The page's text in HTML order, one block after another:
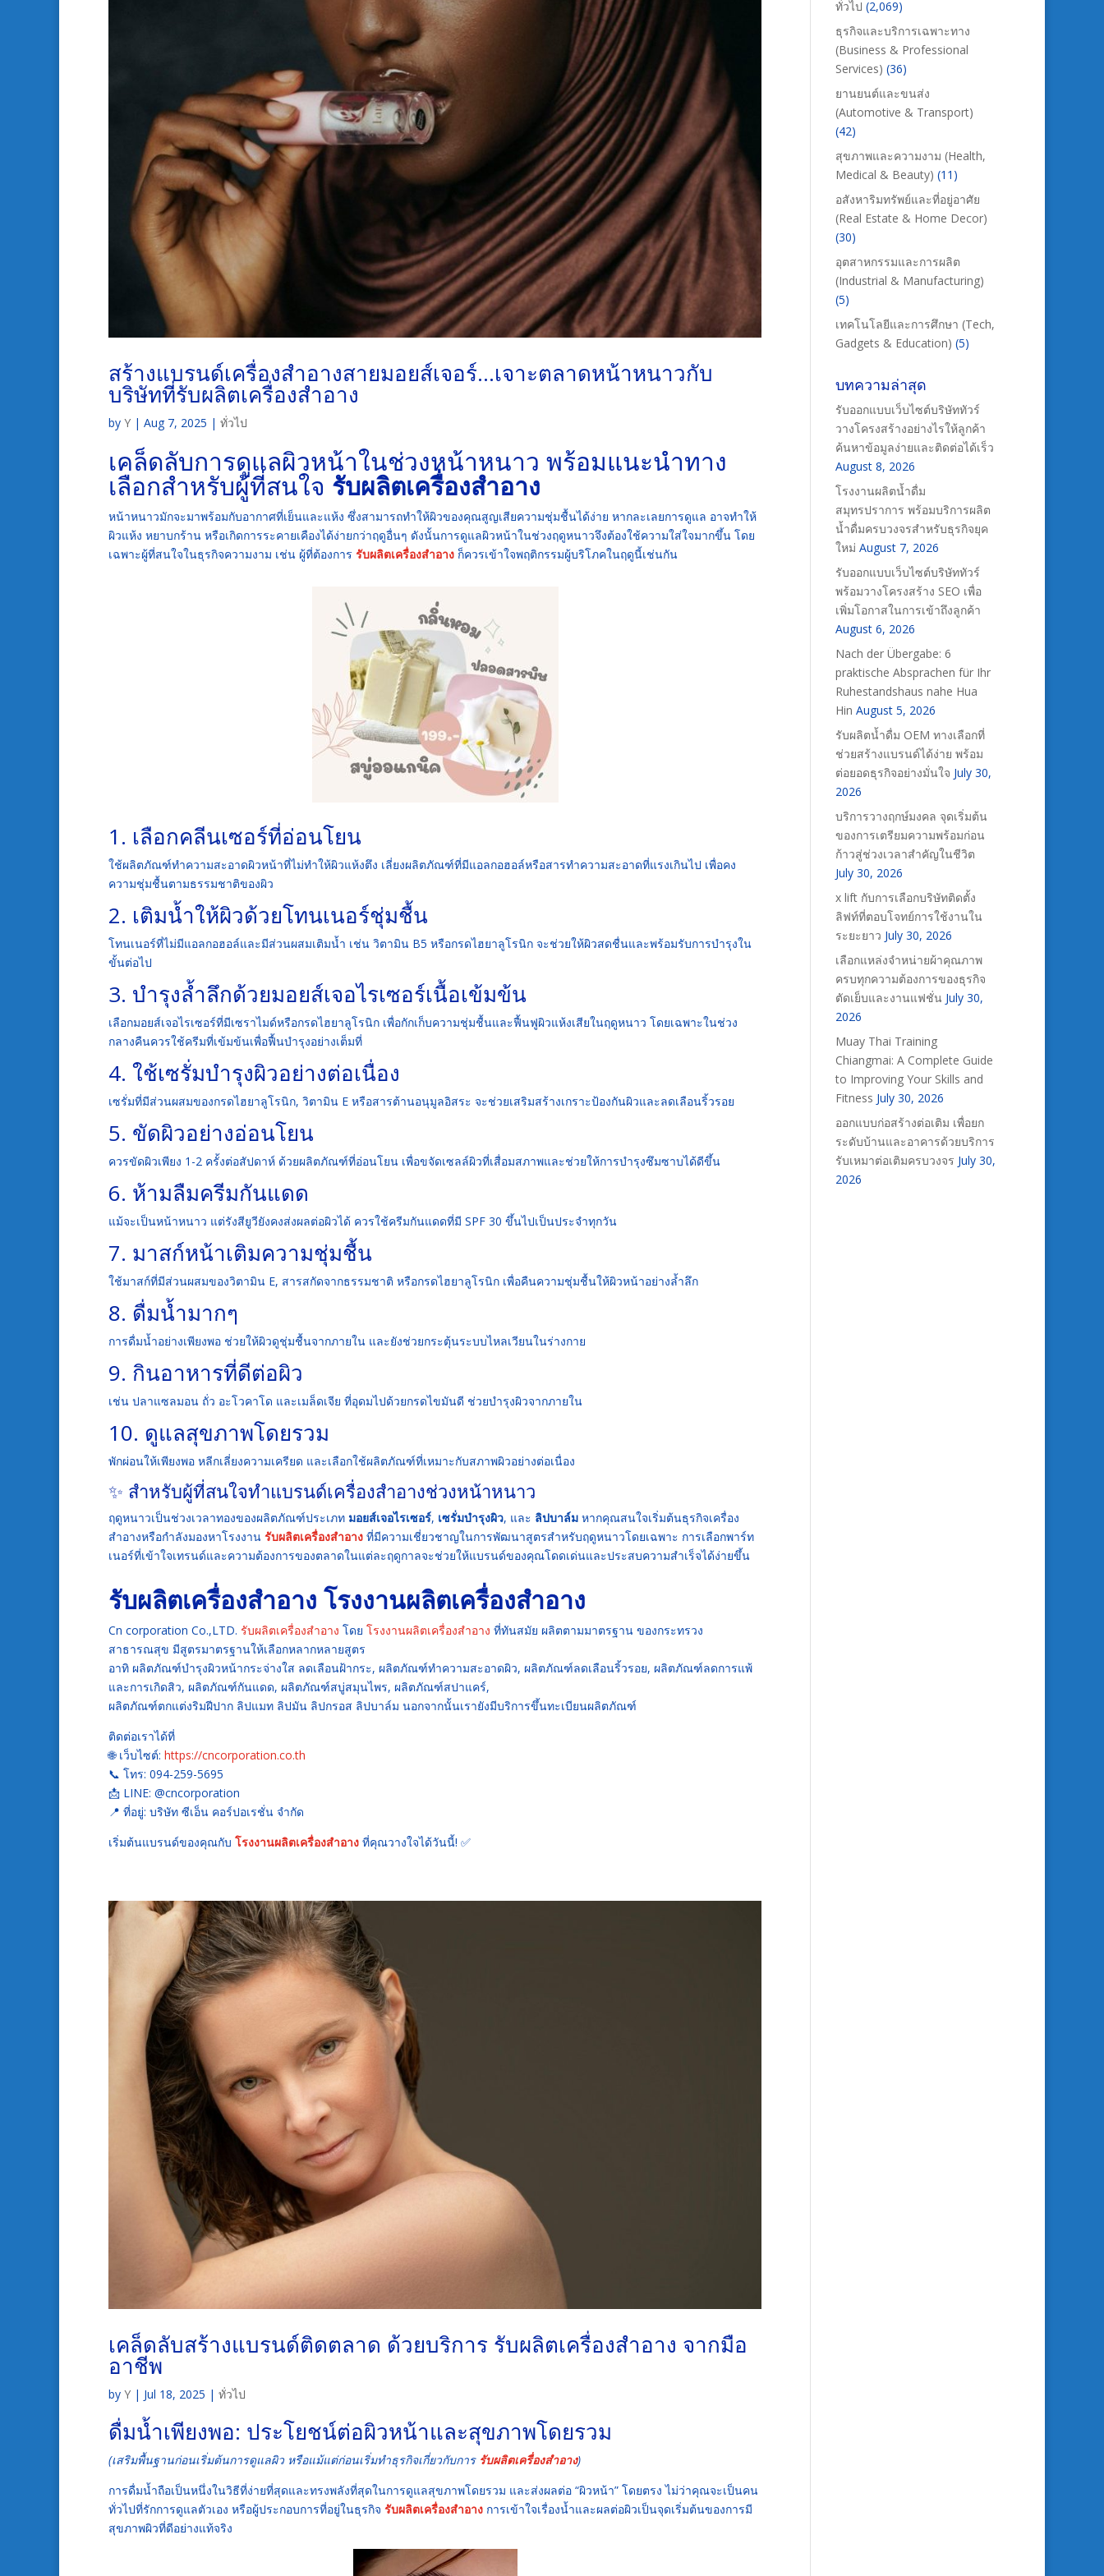
สร้างแบรนด์เครื่องสำอางสายมอยส์เจอร์…เจาะตลาดหน้าหนาวกับ
บริษัทที่รับผลิตเครื่องสำอาง
by Y | Aug 7, 2025 | ทั่วไป
เคล็ดลับการดูแลผิวหน้าในช่วงหน้าหนาว พร้อมแนะนำทาง
เลือกสำหรับผู้ที่สนใจ รับผลิตเครื่องสำอาง
หน้าหนาวมักจะมาพร้อมกับอากาศที่เย็นและแห้ง ซึ่งสามารถทำให้ผิวของคุณสูญเสียความชุ่มชื้นได้ง่าย หากละเลยการดูแล อาจทำให้
ผิวแห้ง หยาบกร้าน หรือเกิดการระคายเคืองได้ง่ายกว่าฤดูอื่นๆ ดังนั้นการดูแลผิวหน้าในช่วงฤดูหนาวจึงต้องใช้ความใส่ใจมากขึ้น โดย
เฉพาะผู้ที่สนใจในธุรกิจความงาม เช่น ผู้ที่ต้องการ รับผลิตเครื่องสำอาง ก็ควรเข้าใจพฤติกรรมผู้บริโภคในฤดูนี้เช่นกัน
1. เลือกคลีนเซอร์ที่อ่อนโยน
ใช้ผลิตภัณฑ์ทำความสะอาดผิวหน้าที่ไม่ทำให้ผิวแห้งตึง เลี่ยงผลิตภัณฑ์ที่มีแอลกอฮอล์หรือสารทำความสะอาดที่แรงเกินไป เพื่อคง
ความชุ่มชื้นตามธรรมชาติของผิว
2. เติมน้ำให้ผิวด้วยโทนเนอร์ชุ่มชื้น
โทนเนอร์ที่ไม่มีแอลกอฮอล์และมีส่วนผสมเติมน้ำ เช่น วิตามิน B5 หรือกรดไฮยาลูโรนิก จะช่วยให้ผิวสดชื่นและพร้อมรับการบำรุงใน
ขั้นต่อไป
3. บำรุงล้ำลึกด้วยมอยส์เจอไรเซอร์เนื้อเข้มข้น
เลือกมอยส์เจอไรเซอร์ที่มีเซราไมด์หรือกรดไฮยาลูโรนิก เพื่อกักเก็บความชุ่มชื้นและฟื้นฟูผิวแห้งเสียในฤดูหนาว โดยเฉพาะในช่วง
กลางคืนควรใช้ครีมที่เข้มข้นเพื่อฟื้นบำรุงอย่างเต็มที่
4. ใช้เซรั่มบำรุงผิวอย่างต่อเนื่อง
เซรั่มที่มีส่วนผสมของกรดไฮยาลูโรนิก, วิตามิน E หรือสารต้านอนุมูลอิสระ จะช่วยเสริมสร้างเกราะป้องกันผิวและลดเลือนริ้วรอย
5. ขัดผิวอย่างอ่อนโยน
ควรขัดผิวเพียง 1-2 ครั้งต่อสัปดาห์ ด้วยผลิตภัณฑ์ที่อ่อนโยน เพื่อขจัดเซลล์ผิวที่เสื่อมสภาพและช่วยให้การบำรุงซึมซาบได้ดีขึ้น
6. ห้ามลืมครีมกันแดด
แม้จะเป็นหน้าหนาว แต่รังสียูวียังคงส่งผลต่อผิวได้ ควรใช้ครีมกันแดดที่มี SPF 30 ขึ้นไปเป็นประจำทุกวัน
7. มาสก์หน้าเติมความชุ่มชื้น
ใช้มาสก์ที่มีส่วนผสมของวิตามิน E, สารสกัดจากธรรมชาติ หรือกรดไฮยาลูโรนิก เพื่อคืนความชุ่มชื้นให้ผิวหน้าอย่างล้ำลึก
8. ดื่มน้ำมากๆ
การดื่มน้ำอย่างเพียงพอ ช่วยให้ผิวดูชุ่มชื้นจากภายใน และยังช่วยกระตุ้นระบบไหลเวียนในร่างกาย
9. กินอาหารที่ดีต่อผิว
เช่น ปลาแซลมอน ถั่ว อะโวคาโด และเมล็ดเจีย ที่อุดมไปด้วยกรดไขมันดี ช่วยบำรุงผิวจากภายใน
10. ดูแลสุขภาพโดยรวม
พักผ่อนให้เพียงพอ หลีกเลี่ยงความเครียด และเลือกใช้ผลิตภัณฑ์ที่เหมาะกับสภาพผิวอย่างต่อเนื่อง
✨ สำหรับผู้ที่สนใจทำแบรนด์เครื่องสำอางช่วงหน้าหนาว
ฤดูหนาวเป็นช่วงเวลาทองของผลิตภัณฑ์ประเภท มอยส์เจอไรเซอร์, เซรั่มบำรุงผิว, และ ลิปบาล์ม หากคุณสนใจเริ่มต้นธุรกิจเครื่อง
สำอางหรือกำลังมองหาโรงงาน รับผลิตเครื่องสำอาง ที่มีความเชี่ยวชาญในการพัฒนาสูตรสำหรับฤดูหนาวโดยเฉพาะ การเลือกพาร์ท
เนอร์ที่เข้าใจเทรนด์และความต้องการของตลาดในแต่ละฤดูกาลจะช่วยให้แบรนด์ของคุณโดดเด่นและประสบความสำเร็จได้ง่ายขึ้น
รับผลิตเครื่องสำอาง โรงงานผลิตเครื่องสำอาง
Cn corporation Co.,LTD. รับผลิตเครื่องสำอาง โดย โรงงานผลิตเครื่องสำอาง ที่ทันสมัย ผลิตตามมาตรฐาน ของกระทรวง
สาธารณสุข มีสูตรมาตรฐานให้เลือกหลากหลายสูตร
อาทิ ผลิตภัณฑ์บำรุงผิวหน้ากระจ่างใส ลดเลือนฝ้ากระ, ผลิตภัณฑ์ทำความสะอาดผิว, ผลิตภัณฑ์ลดเลือนริ้วรอย, ผลิตภัณฑ์ลดการแพ้
และการเกิดสิว, ผลิตภัณฑ์กันแดด, ผลิตภัณฑ์สบู่สมุนไพร, ผลิตภัณฑ์สปาแคร์,
ผลิตภัณฑ์ตกแต่งริมฝีปาก ลิปแมท ลิปมัน ลิปกรอส ลิปบาล์ม นอกจากนั้นเรายังมีบริการขึ้นทะเบียนผลิตภัณฑ์
ติดต่อเราได้ที่
🌐 เว็บไซต์: https://cncorporation.co.th
📞 โทร: 094-259-5695
📩 LINE: @cncorporation
📍 ที่อยู่: บริษัท ซีเอ็น คอร์ปอเรชั่น จำกัด
เริ่มต้นแบรนด์ของคุณกับ โรงงานผลิตเครื่องสำอาง ที่คุณวางใจได้วันนี้! ✅
เคล็ดลับสร้างแบรนด์ติดตลาด ด้วยบริการ รับผลิตเครื่องสำอาง จากมือ
อาชีพ
by Y | Jul 18, 2025 | ทั่วไป
ดื่มน้ำเพียงพอ: ประโยชน์ต่อผิวหน้าและสุขภาพโดยรวม
(เสริมพื้นฐานก่อนเริ่มต้นการดูแลผิว หรือแม้แต่ก่อนเริ่มทำธุรกิจเกี่ยวกับการ รับผลิตเครื่องสำอาง)
การดื่มน้ำถือเป็นหนึ่งในวิธีที่ง่ายที่สุดและทรงพลังที่สุดในการดูแลสุขภาพโดยรวม และส่งผลต่อ “ผิวหน้า” โดยตรง ไม่ว่าคุณจะเป็นคน
ทั่วไปที่รักการดูแลตัวเอง หรือผู้ประกอบการที่อยู่ในธุรกิจ รับผลิตเครื่องสำอาง การเข้าใจเรื่องน้ำและผลต่อผิวเป็นจุดเริ่มต้นของการมี
สุขภาพผิวที่ดีอย่างแท้จริง
ทั่วไป (2,069)
ธุรกิจและบริการเฉพาะทาง
(Business & Professional
Services) (36)
ยานยนต์และขนส่ง
(Automotive & Transport)
(42)
สุขภาพและความงาม (Health,
Medical & Beauty) (11)
อสังหาริมทรัพย์และที่อยู่อาศัย
(Real Estate & Home Decor)
(30)
อุตสาหกรรมและการผลิต
(Industrial & Manufacturing)
(5)
เทคโนโลยีและการศึกษา (Tech,
Gadgets & Education) (5)
บทความล่าสุด
รับออกแบบเว็บไซต์บริษัททัวร์
วางโครงสร้างอย่างไรให้ลูกค้า
ค้นหาข้อมูลง่ายและติดต่อได้เร็ว
August 8, 2026
โรงงานผลิตน้ำดื่ม
สมุทรปราการ พร้อมบริการผลิต
น้ำดื่มครบวงจรสำหรับธุรกิจยุค
ใหม่ August 7, 2026
รับออกแบบเว็บไซต์บริษัททัวร์
พร้อมวางโครงสร้าง SEO เพื่อ
เพิ่มโอกาสในการเข้าถึงลูกค้า
August 6, 2026
Nach der Übergabe: 6
praktische Absprachen für Ihr
Ruhestandshaus nahe Hua
Hin August 5, 2026
รับผลิตน้ำดื่ม OEM ทางเลือกที่
ช่วยสร้างแบรนด์ได้ง่าย พร้อม
ต่อยอดธุรกิจอย่างมั่นใจ July 30,
2026
บริการวางฤกษ์มงคล จุดเริ่มต้น
ของการเตรียมความพร้อมก่อน
ก้าวสู่ช่วงเวลาสำคัญในชีวิต
July 30, 2026
x lift กับการเลือกบริษัทติดตั้ง
ลิฟท์ที่ตอบโจทย์การใช้งานใน
ระยะยาว July 30, 2026
เลือกแหล่งจำหน่ายผ้าคุณภาพ
ครบทุกความต้องการของธุรกิจ
ตัดเย็บและงานแฟชั่น July 30,
2026
Muay Thai Training
Chiangmai: A Complete Guide
to Improving Your Skills and
Fitness July 30, 2026
ออกแบบก่อสร้างต่อเติม เพื่อยก
ระดับบ้านและอาคารด้วยบริการ
รับเหมาต่อเติมครบวงจร July 30,
2026